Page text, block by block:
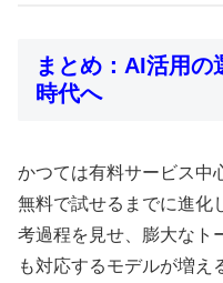
まとめ：AI活用の
時代へ
かつては有料サービス中
無料で試せるまでに進化
考過程を見せ、膨大なト
も対応するモデルが増え